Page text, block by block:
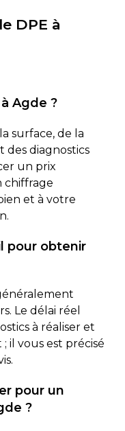
DPE à
Agde ?
surface, de la
diagnostics
un prix
chiffrage
et à votre
pour obtenir
Le délai réel
à réaliser et
il vous est précisé
pour un
?